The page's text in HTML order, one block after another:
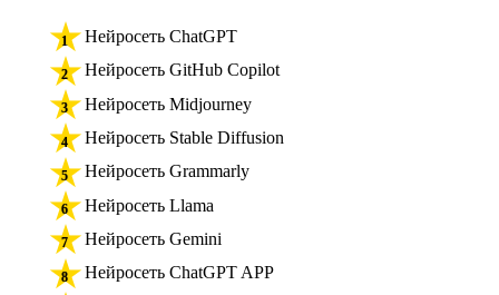
Нейросеть ChatGPT
Нейросеть GitHub Copilot
Нейросеть Midjourney
Нейросеть Stable Diffusion
Нейросеть Grammarly
Нейросеть Llama
Нейросеть Gemini
Нейросеть ChatGPT APP